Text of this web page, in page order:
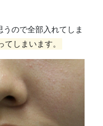
ので全部入れてしま
てしまいます。